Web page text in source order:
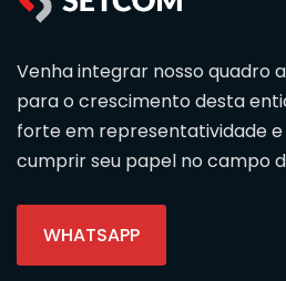
Venha integrar nosso quadro
para o crescimento desta
forte em representatividade
cumprir seu papel no campo
WHATSAPP